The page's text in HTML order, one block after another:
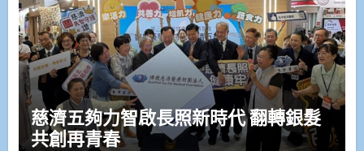
慈濟五夠力智啟長照新時代 翻轉銀髮
共創再青春